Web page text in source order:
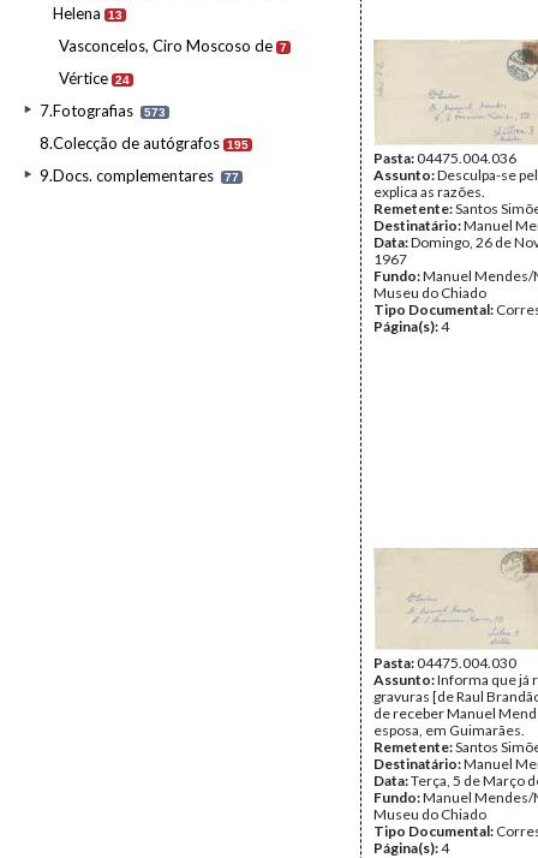
Helena
13
Vasconcelos, Ciro Moscoso de 7
Vértice 24
7.Fotografias 573
8.Colecção de autógrafos 195
9.Docs. complementares 77
Pasta:04475.004.036
Assunto:Desculpa-se
explica as razões.
Remetente:Santos
Destinatário:Manuel
Data:Domingo, 26 de
1967
Fundo:Manuel Mendes/
Museu do Chiado
Tipo Documental:
Página(s):4
Pasta:04475.004.030
Assunto:Informa que já
gravuras [de Raul
de receber Manuel
esposa, em Guimarães.
Remetente:Santos
Destinatário:Manuel
Data:Terça, 5 de Março
Fundo:Manuel Mendes/
Museu do Chiado
Tipo Documental:
Página(s):4